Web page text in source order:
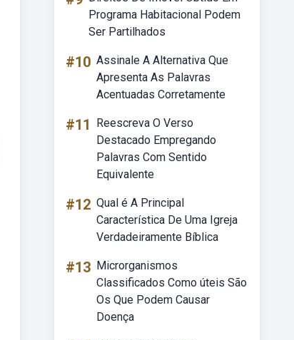
Programa Habitacional Podem
Ser Partilhados
#10 Assinale A Alternativa Que
Apresenta As Palavras
Acentuadas Corretamente
#11
Reescreva O Verso
Destacado Empregando
Palavras Com Sentido
Equivalente
#12 Qual é A Principal
Característica De Uma Igreja
Verdadeiramente Bíblica
#13 Microrganismos
Classificados Como úteis São
Os Que Podem Causar
Doença